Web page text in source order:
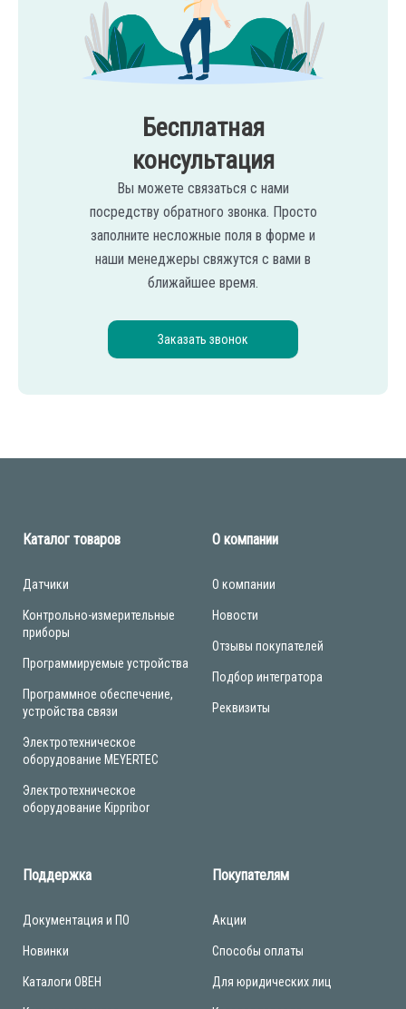
Бесплатная
консультация
Вы можете связаться с нами
посредству обратного звонка. Просто
заполните несложные поля в форме и
наши менеджеры свяжутся с вами в
ближайшее время.
Заказать звонок
Каталог товаров
Датчики
Контрольно-измерительные
приборы
Программируемые устройства
Программное обеспечение,
устройства связи
Электротехническое
оборудование MEYERTEC
Электротехническое
оборудование Kippribor
О компании
О компании
Новости
Отзывы покупателей
Подбор интегратора
Реквизиты
Поддержка
Документация и ПО
Новинки
Каталоги ОВЕН
Покупателям
Акции
Способы оплаты
Для юридических лиц